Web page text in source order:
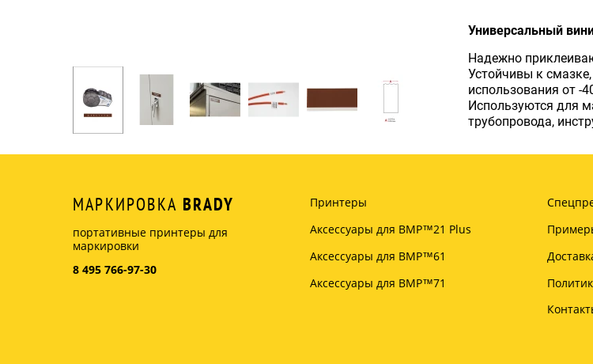
Универсальный
Надежно
Устойчивы к
использования от -
Используются для
трубопровода,
МАРКИРОВКА BRADY
портативные принтеры для
маркировки
8 495 766-97-30
Принтеры
Аксессуары для BMP™21 Plus
Аксессуары для BMP™61
Аксессуары для BMP™71